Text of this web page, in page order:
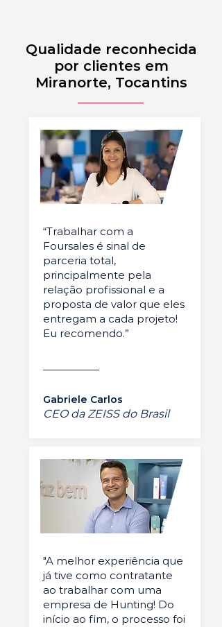
Qualidade reconhecida
por clientes em
Miranorte, Tocantins
“Trabalhar com a
Foursales é sinal de
parceria total,
principalmente pela
relação profissional e a
proposta de valor que eles
entregam a cada projeto!
Eu recomendo.”
Gabriele Carlos
CEO da ZEISS do Brasil
"A melhor experiência que
já tive como contratante
ao trabalhar com uma
empresa de Hunting! Do
início ao fim, o processo foi